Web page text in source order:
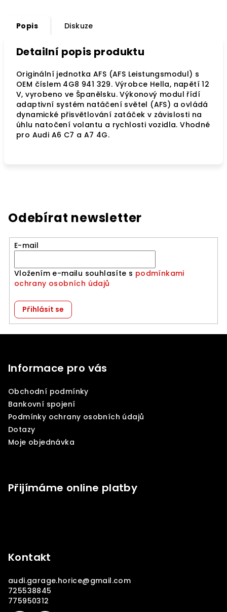
Popis Diskuze
Detailní popis produktu
Originální jednotka AFS (AFS Leistungsmodul) s
OEM číslem 4G8 941 329. Výrobce Hella, napětí 12
V, vyrobeno ve Španělsku. Výkonový modul řídí
adaptivní systém natáčení světel (AFS) a ovládá
dynamické přisvětlování zatáček v závislosti na
úhlu natočení volantu a rychlosti vozidla. Vhodné
pro Audi A6 C7 a A7 4G.
Odebírat newsletter
E-mail
Vložením e-mailu souhlasíte s podmínkami
ochrany osobních údajů
Přihlásit se
Informace pro vás
Obchodní podmínky
Bankovní spojení
Podmínky ochrany osobních údajů
Dotazy
Moje objednávka
Přijímáme online platby
Kontakt
audi.garage.horice@gmail.com
725538845
775950312